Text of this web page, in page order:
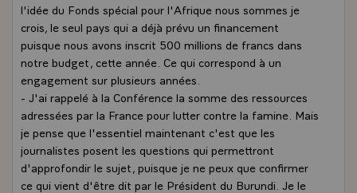
l'idée du Fonds spécial pour l'Afrique nous sommes je
crois, le seul pays qui a déjà prévu un financement
puisque nous avons inscrit 500 millions de francs dans
notre budget, cette année. Ce qui correspond à un
engagement sur plusieurs années.
- J'ai rappelé à la Conférence la somme des ressources
adressées par la France pour lutter contre la famine. Mais
je pense que l'essentiel maintenant c'est que les
journalistes posent les questions qui permettront
d'approfondir le sujet, puisque je ne peux que confirmer
ce qui vient d'être dit par le Président du Burundi. Je le